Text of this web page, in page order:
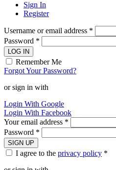
Sign In
Register
Username or email address *
Password *
LOG IN
Remember Me
Forgot Your Password?
or sign in with
Login With Google
Login With Facebook
Your email address *
Password *
SIGN UP
I agree to the privacy policy *